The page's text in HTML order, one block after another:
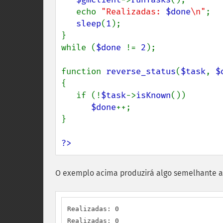
   echo
"Realizadas: $done\n" ;
sleep(1 );
}
while ($done != 2 );
function reverse_status($task,
{
   if (!
$task->isKnown())
$done++;
}
?>
O exemplo acima produzirá algo semelhante
Realizadas: 0
Realizadas: 0